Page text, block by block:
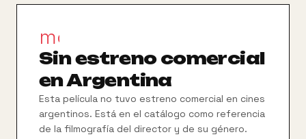
movie_filter
Sin estreno comercial
en Argentina
Esta película no tuvo estreno comercial en cines
argentinos. Está en el catálogo como referencia
de la filmografía del director y de su género.